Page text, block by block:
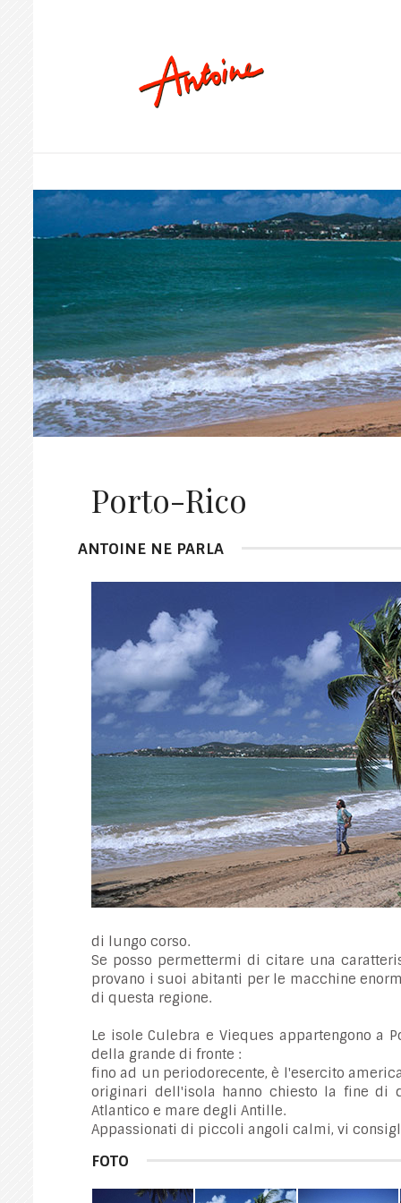
Porto-Rico
ANTOINE NE PARLA
di lungo corso.
Se posso permettermi di citare una
provano i suoi abitanti per le macchine
di questa regione.
Le isole Culebra e Vieques appartengono a
della grande di fronte :
fino ad un periodorecente, è l'esercito
originari dell'isola hanno chiesto la fine
Atlantico e mare degli Antille.
Appassionati di piccoli angoli calmi, vi
FOTO